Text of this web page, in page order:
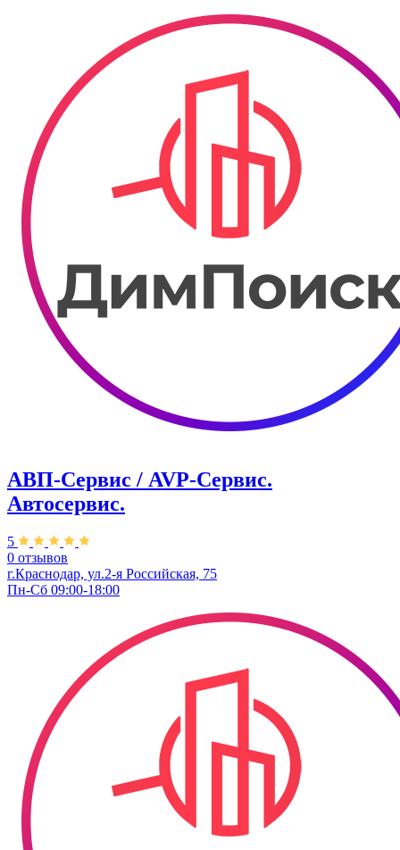
АВП-Сервис / AVP-Сервис.
Автосервис.
5
0 отзывов
г.Краснодар, ул.2-я Российская, 75
Пн-Сб 09:00-18:00